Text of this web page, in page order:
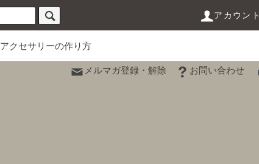
アカウント
アクセサリーの作り方
メルマガ登録・解除 お問い合わせ